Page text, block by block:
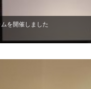
を開催しました